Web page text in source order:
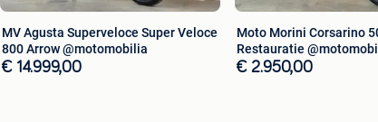
Telefoon:0472 67 78 41 (Gelieve te bellen voor een
#buell #lightningxb9sx #xb9sx #buelllightning #vtwin
#nakedbike #americanmuscle #motomobilia #kortrijk
#bikelife #motorrijden #vlaanderen #belgie #occasie
MV Agusta Superveloce Super Veloce
800 Arrow @motomobilia
€ 14.999,00
Moto Morini Corsarino
Restauratie
€ 2.950,00